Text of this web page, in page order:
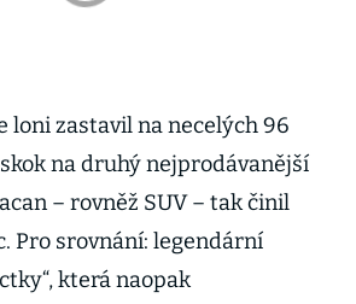
loni zastavil na necelých 96
na druhý nejprodávanější
– rovněž SUV – tak činil
Pro srovnání: legendární
která naopak